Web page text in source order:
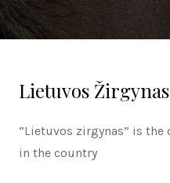
Lietuvos Žirgynas
“Lietuvos zirgynas” is
in the country